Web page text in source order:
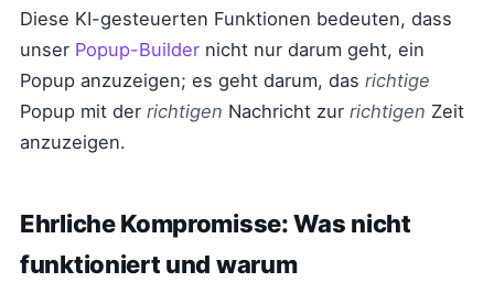
Diese KI-gesteuerten Funktionen bedeuten, dass
unser Popup-Builder nicht nur darum geht, ein
Popup anzuzeigen; es geht darum, das richtige
Popup mit der richtigen Nachricht zur richtigen Zeit
anzuzeigen.
Ehrliche Kompromisse: Was nicht
funktioniert und warum